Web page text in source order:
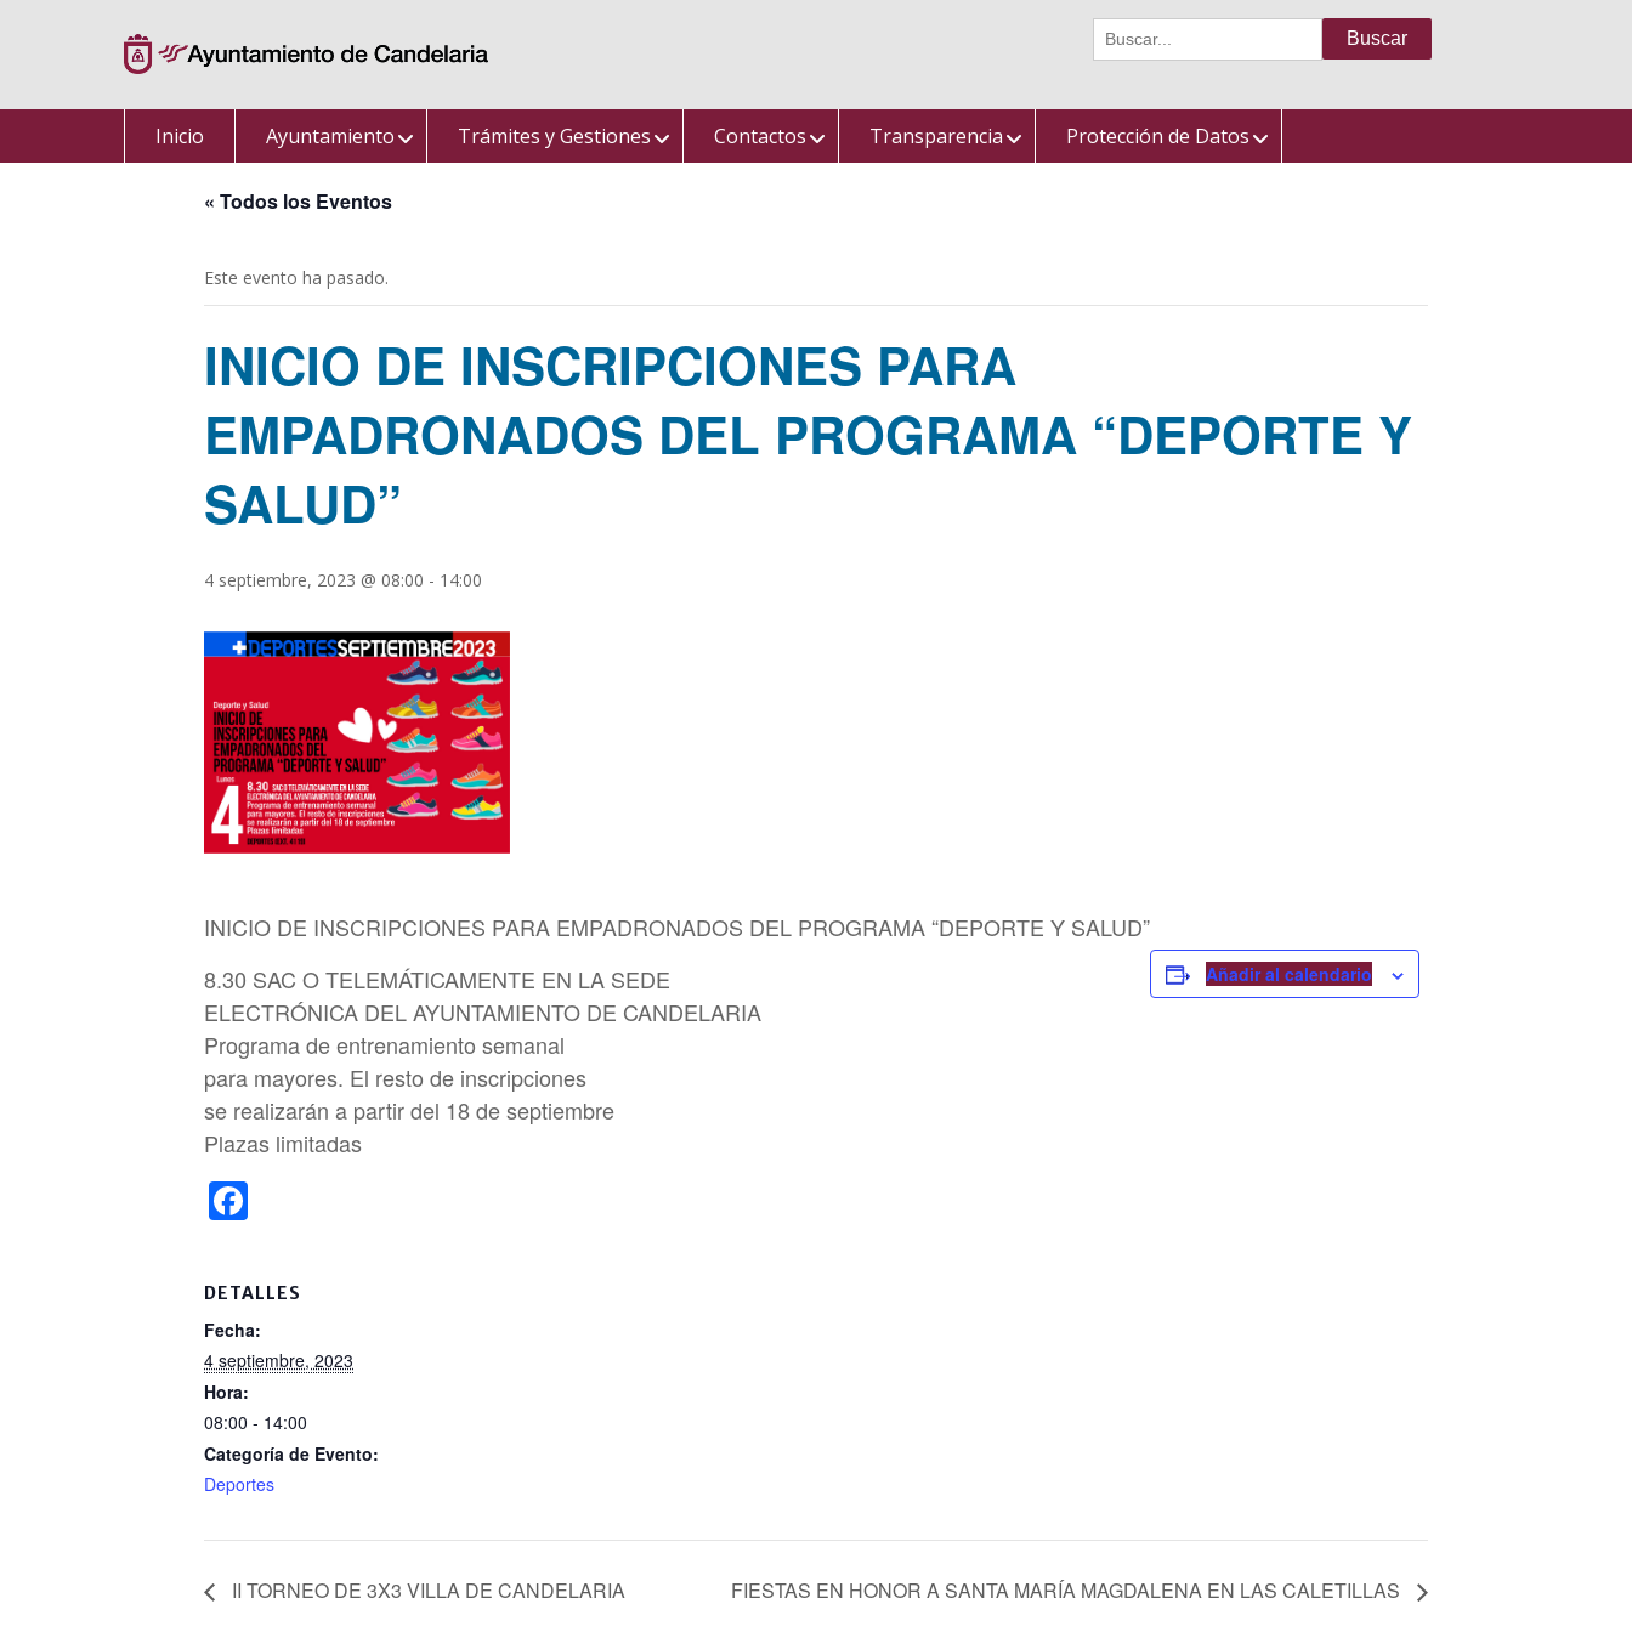
Buscar:
Inicio Ayuntamiento Trámites y Gestiones Contactos Transparencia Protección de Datos
« Todos los Eventos
Este evento ha pasado.
INICIO DE INSCRIPCIONES PARA
EMPADRONADOS DEL PROGRAMA “DEPORTE Y
SALUD”
4 septiembre, 2023 @ 08:00 - 14:00
INICIO DE INSCRIPCIONES PARA EMPADRONADOS DEL PROGRAMA “DEPORTE Y SALUD”
8.30 SAC O TELEMÁTICAMENTE EN LA SEDE
ELECTRÓNICA DEL AYUNTAMIENTO DE CANDELARIA
Programa de entrenamiento semanal
para mayores. El resto de inscripciones
se realizarán a partir del 18 de septiembre
Plazas limitadas
c
e
b
o
k
Añadir al calendario
DETALLES
Fecha:
4 septiembre, 2023
Hora:
08:00 - 14:00
Categoría de Evento:
Deportes
II TORNEO DE 3X3 VILLA DE CANDELARIA FIESTAS EN HONOR A SANTA MARÍA MAGDALENA EN LAS CALETILLAS